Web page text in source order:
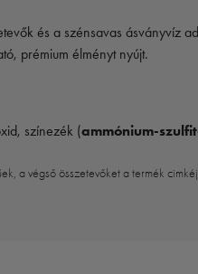
és a szénsavas ásványvíz
prémium élményt nyújt.
színezék (ammónium-
a végső összetevőket a termék